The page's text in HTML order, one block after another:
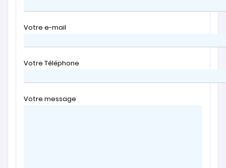
Votre e-mail
Votre Téléphone
Votre message